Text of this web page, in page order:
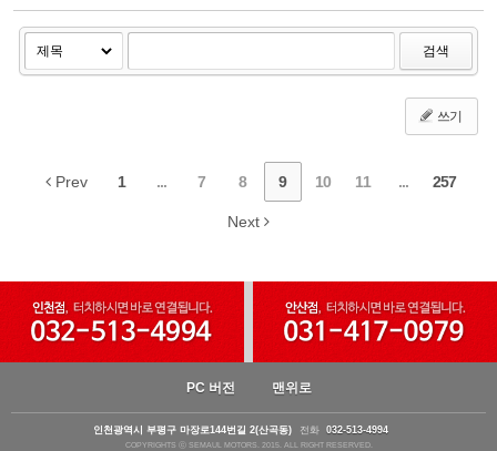
검색
쓰기
Prev 1 ... 7 8 9 10 11 ... 257
Next
PC 버전 맨위로
인천광역시 부평구 마장로144번길 2(산곡동) 전화 032-513-4994
COPYRIGHTS ⓒ SEMAUL MOTORS. 2015. ALL RIGHT RESERVED.